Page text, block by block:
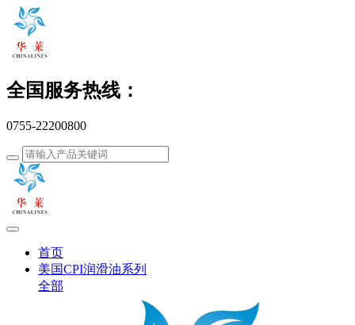
全国服务热线：
0755-22200800
首页
美国CPI润滑油系列
全部